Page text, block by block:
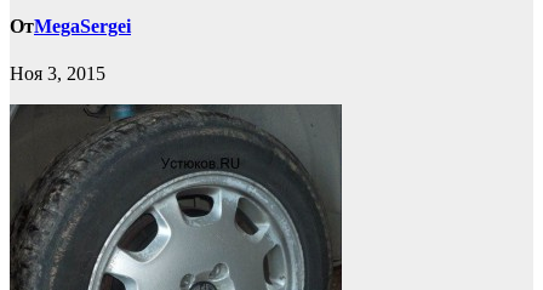
ОтMegaSergei
Ноя 3, 2015